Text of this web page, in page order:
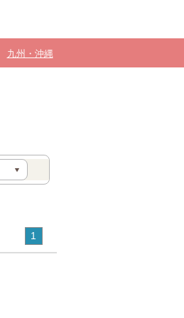
九州・沖縄
1